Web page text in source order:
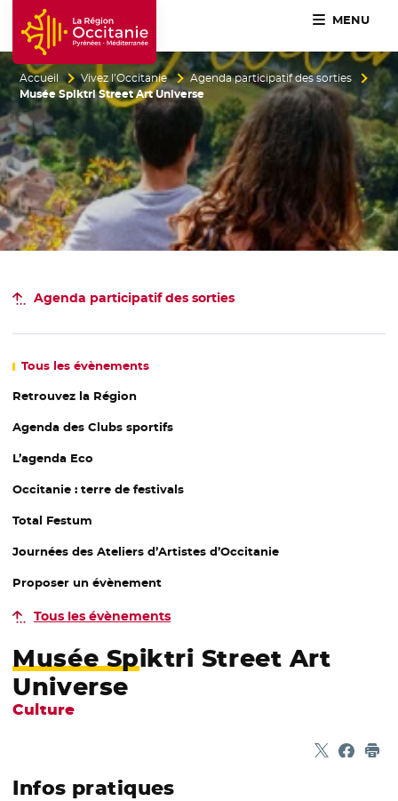
Accueil Région Occitanie / Pyrénées-Méditerranée
MENU
Accueil Vivez l’Occitanie
Agenda participatif des sorties
Musée Spiktri Street Art Universe
Agenda participatifdes sorties
Tous les évènements
Retrouvez la Région
Agenda des Clubs sportifs
L’agenda Eco
Occitanie : terre de festivals
Total Festum
Journées des Ateliers d’Artistes d’Occitanie
Proposer un évènement
Tous les évènements
Musée Spiktri Street Art
Universe
Culture
Partager
- Nouvelle
-
Infos pratiques